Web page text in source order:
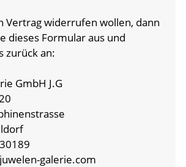
Vertrag widerrufen wollen, dann
dieses Formular aus und
zurück an:
GmbH J.G
galerie.com